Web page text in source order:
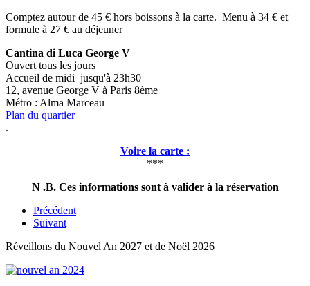
Comptez autour de 45 € hors boissons à la carte. Menu à 34 € et
formule à 27 € au déjeuner
Cantina di Luca George V
Ouvert tous les jours
Accueil de midi jusqu'à 23h30
12, avenue George V à Paris 8ème
Métro : Alma Marceau
Plan du quartier
.
Voire la carte :
***
N .B. Ces informations sont à valider à la réservation
Précédent
Suivant
Réveillons du Nouvel An 2027 et de Noël 2026